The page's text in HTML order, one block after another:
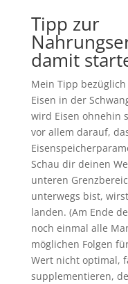
Tipp zur
damit
Mein Tipp
Eisen in der
wird Eisen ohnehin
vor allem darauf,
Schau dir deinen
unteren
unterwegs bist,
landen. (Am Ende
noch einmal alle
möglichen Folgen
Wert nicht optimal,
supplementieren,